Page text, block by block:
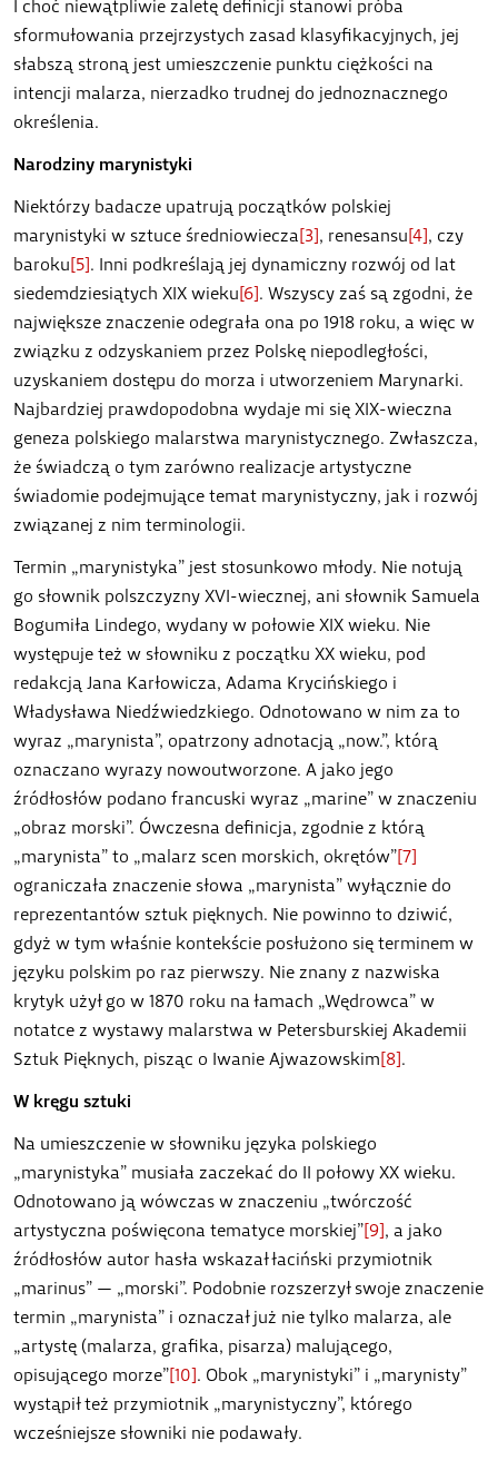
I choć niewątpliwie zaletę definicji stanowi próba
sformułowania przejrzystych zasad klasyfikacyjnych, jej
słabszą stroną jest umieszczenie punktu ciężkości na
intencji malarza, nierzadko trudnej do jednoznacznego
określenia.
Narodziny marynistyki
Niektórzy badacze upatrują początków polskiej
marynistyki w sztuce średniowiecza[3], renesansu[4], czy
baroku[5]. Inni podkreślają jej dynamiczny rozwój od lat
siedemdziesiątych XIX wieku[6]. Wszyscy zaś są zgodni, że
największe znaczenie odegrała ona po 1918 roku, a więc w
związku z odzyskaniem przez Polskę niepodległości,
uzyskaniem dostępu do morza i utworzeniem Marynarki.
Najbardziej prawdopodobna wydaje mi się XIX-wieczna
geneza polskiego malarstwa marynistycznego. Zwłaszcza,
że świadczą o tym zarówno realizacje artystyczne
świadomie podejmujące temat marynistyczny, jak i rozwój
związanej z nim terminologii.
Termin „marynistyka” jest stosunkowo młody. Nie notują
go słownik polszczyzny XVI-wiecznej, ani słownik Samuela
Bogumiła Lindego, wydany w połowie XIX wieku. Nie
występuje też w słowniku z początku XX wieku, pod
redakcją Jana Karłowicza, Adama Krycińskiego i
Władysława Niedźwiedzkiego. Odnotowano w nim za to
wyraz „marynista”, opatrzony adnotacją „now.”, którą
oznaczano wyrazy nowoutworzone. A jako jego
źródłosłów podano francuski wyraz „marine” w znaczeniu
„obraz morski”. Ówczesna definicja, zgodnie z którą
„marynista” to „malarz scen morskich, okrętów”[7]
ograniczała znaczenie słowa „marynista” wyłącznie do
reprezentantów sztuk pięknych. Nie powinno to dziwić,
gdyż w tym właśnie kontekście posłużono się terminem w
języku polskim po raz pierwszy. Nie znany z nazwiska
krytyk użył go w 1870 roku na łamach „Wędrowca” w
notatce z wystawy malarstwa w Petersburskiej Akademii
Sztuk Pięknych, pisząc o Iwanie Ajwazowskim[8].
W kręgu sztuki
Na umieszczenie w słowniku języka polskiego
„marynistyka” musiała zaczekać do II połowy XX wieku.
Odnotowano ją wówczas w znaczeniu „twórczość
artystyczna poświęcona tematyce morskiej”[9], a jako
źródłosłów autor hasła wskazał łaciński przymiotnik
„marinus” — „morski”. Podobnie rozszerzył swoje znaczenie
termin „marynista” i oznaczał już nie tylko malarza, ale
„artystę (malarza, grafika, pisarza) malującego,
opisującego morze”[10]. Obok „marynistyki” i „marynisty”
wystąpił też przymiotnik „marynistyczny”, którego
wcześniejsze słowniki nie podawały.